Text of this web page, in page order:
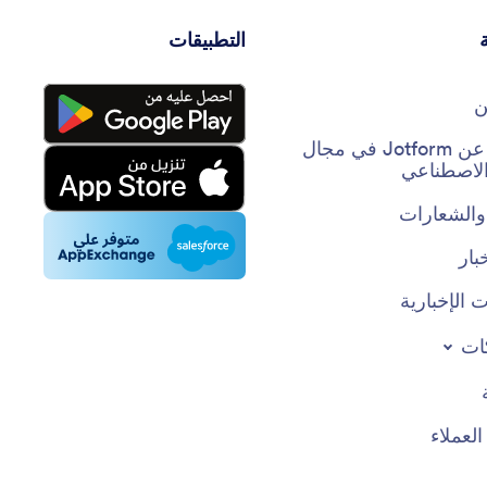
حقائق عن Jotform في مجال
الاصطناعي
الإخبارية
التطبيقات